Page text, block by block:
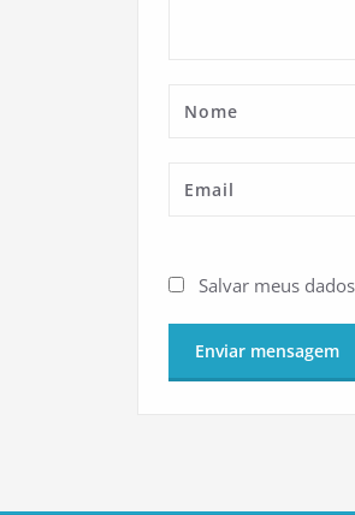
Salvar meus